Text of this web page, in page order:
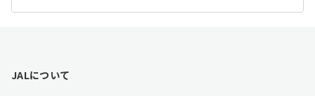
く
o
JALについて